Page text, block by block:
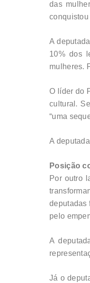
das
A
10% dos
mulheres.
O líder do
cultural.
“uma
A
Posição
Por outro
deputadas
pelo
A
Já o